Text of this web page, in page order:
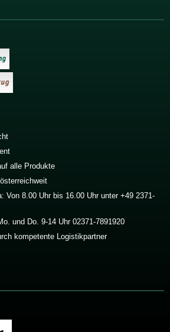
alle Produkte
Von 8.00 Uhr bis 16.00 Uhr unter +49 2371-
und Do. 9-14 Uhr 02371-7891920
kompetente Logistikpartner